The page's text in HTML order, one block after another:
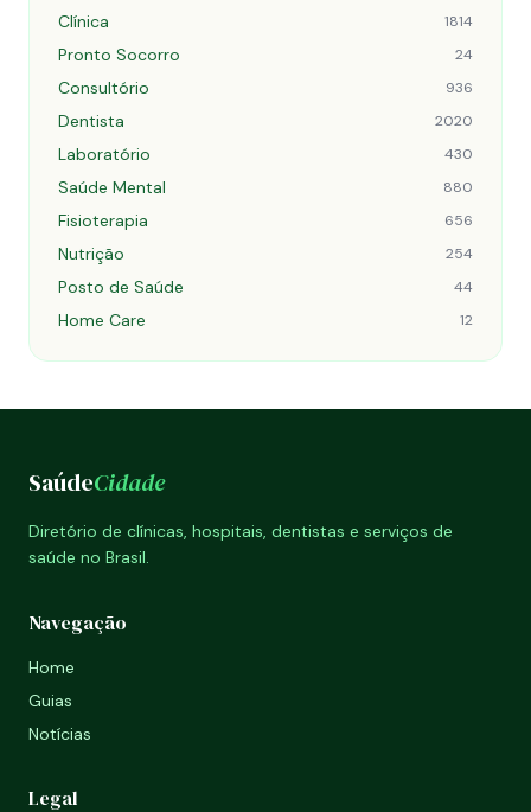
Clínica 1814
Pronto Socorro 24
Consultório 936
Dentista 2020
Laboratório 430
Saúde Mental 880
Fisioterapia 656
Nutrição 254
Posto de Saúde 44
Home Care 12
SaúdeCidade
Diretório de clínicas, hospitais, dentistas e serviços de
saúde no Brasil.
Navegação
Home
Guias
Notícias
Legal